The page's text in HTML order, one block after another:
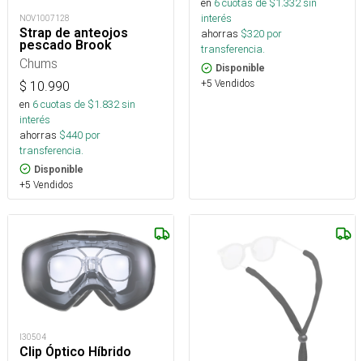
NOV1007128
Strap de anteojos
pescado Brook
Chums
$ 10.990
en 6cuotas de $1.832sin
interés
ahorras $440 por
transferencia.
Disponible
+5 Vendidos
en 6cuotas de $1.332sin
interés
ahorras $320 por
transferencia.
Disponible
+5 Vendidos
I30504
Clip Óptico Híbrido